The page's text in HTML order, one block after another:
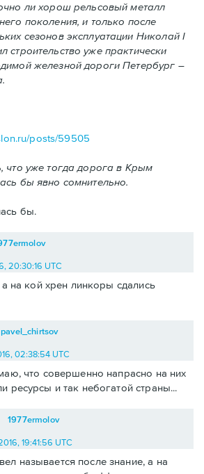
ли хорош рельсовый металл
поколения, и только после
сезонов эксплуатации Николай I
строительство уже практически
железной дороги Петербург –
posts/59505
что уже тогда дорога в Крым
бы явно сомнительно.
бы.
20:30:16 UTC
а на кой хрен линкоры сдались
pavel_chirtsov
02:38:54 UTC
что совершенно напрасно на них
ресурсы и так небогатой страны...
1977ermolov
19:41:56 UTC
называется после знание, а на